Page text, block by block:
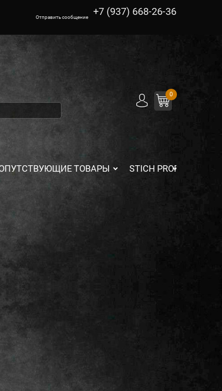
Отправить сообщение +7 (937) 668-26-36
0
ТОВАРЫ STICH PROFI